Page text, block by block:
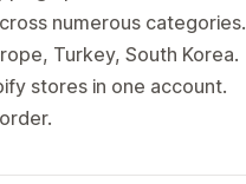
numerous categories.
Turkey, South Korea.
stores in one account.